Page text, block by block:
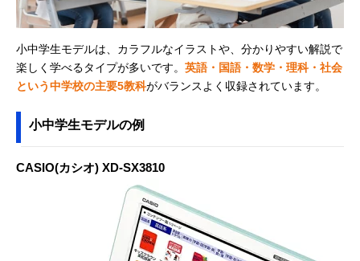
小中学生モデルは、カラフルなイラストや、分かりやすい解説で
楽しく学べるタイプが多いです。 英語・国語・数学・理科・社会
という中学校の主要5教科がバランスよく収録されています。
小中学生モデルの例
CASIO(カシオ) XD-SX3810